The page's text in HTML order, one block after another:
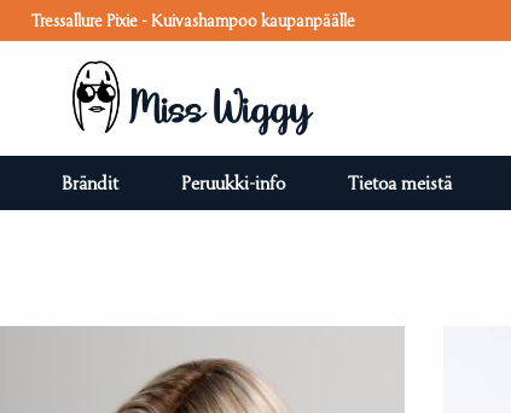
Tressallure Pixie - Kuivashampoo kaupanpäälle
Miss Wiggy
Brändit Peruukki-info Tietoa meistä